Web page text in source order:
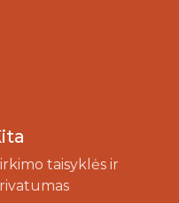
taisyklės ir